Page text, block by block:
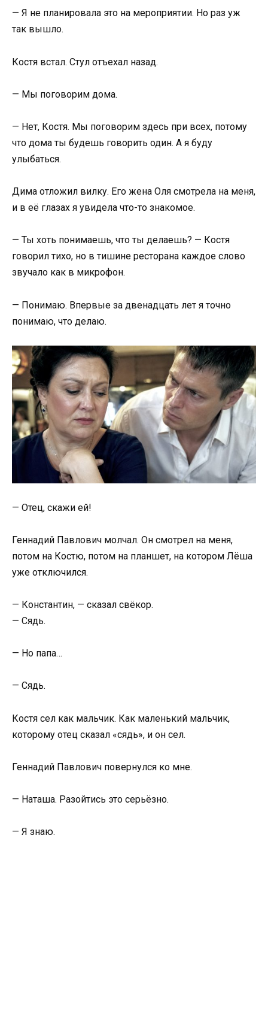
— Я не планировала это на мероприятии. Но раз уж
так вышло.
Костя встал. Стул отъехал назад.
— Мы поговорим дома.
— Нет, Костя. Мы поговорим здесь при всех, потому
что дома ты будешь говорить один. А я буду
улыбаться.
Дима отложил вилку. Его жена Оля смотрела на меня,
и в её глазах я увидела что-то знакомое.
— Ты хоть понимаешь, что ты делаешь? — Костя
говорил тихо, но в тишине ресторана каждое слово
звучало как в микрофон.
— Понимаю. Впервые за двенадцать лет я точно
понимаю, что делаю.
— Отец, скажи ей!
Геннадий Павлович молчал. Он смотрел на меня,
потом на Костю, потом на планшет, на котором Лёша
уже отключился.
— Константин, — сказал свёкор.
— Сядь.
— Но папа…
— Сядь.
Костя сел как мальчик. Как маленький мальчик,
которому отец сказал «сядь», и он сел.
Геннадий Павлович повернулся ко мне.
— Наташа. Разойтись это серьёзно.
— Я знаю.